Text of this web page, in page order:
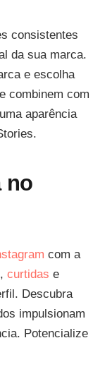
consistentes
da sua marca.
e escolha
combinem com
aparência
no
com a
, curtidas e
Descubra
impulsionam
Potencialize